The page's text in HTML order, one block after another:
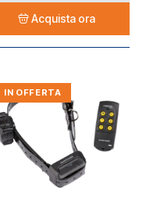
Acquista ora
IN OFFERTA